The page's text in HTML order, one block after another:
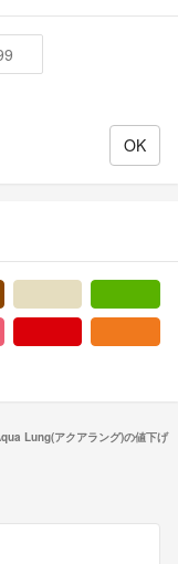
Lung(アクアラング)の値下げ